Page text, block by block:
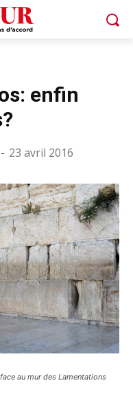
enfin
- 23 avril 2016
au mur des Lamentations